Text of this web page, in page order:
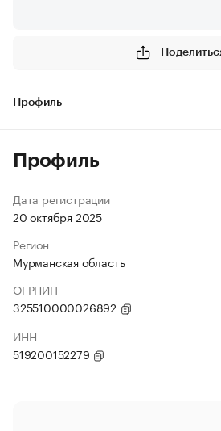
Профиль
Профиль
Дата регистрации
20 октября 2025
Регион
Мурманская область
ОГРНИП
325510000026892
ИНН
519200152279